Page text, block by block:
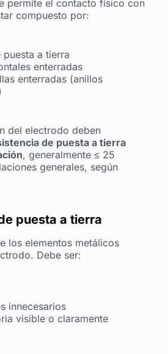
permite el contacto físico con
compuesto por:
a tierra
enterradas
enterradas (anillos
del electrodo deben
de puesta a tierra
, generalmente ≤ 25
generales, según
puesta a tierra
los elementos metálicos
Debe ser:
innecesarios
visible o claramente